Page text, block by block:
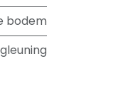
bodem